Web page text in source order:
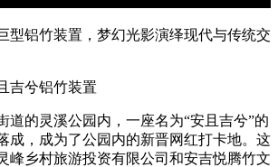
型铝竹装置，梦幻光影演绎现代与传统交
道的灵溪公园内，一座名为“安且吉兮”的
成，成为了公园内的新晋网红打卡地。这
峰乡村旅游投资有限公司和安吉悦腾竹文